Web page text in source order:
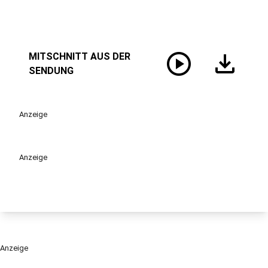
MITSCHNITT AUS DER
SENDUNG
play_circle download
Anzeige
Anzeige
Anzeige